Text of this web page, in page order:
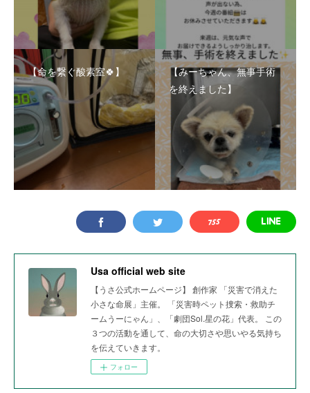
【命を繋ぐ酸素室🍀】
【みーちゃん、無事手術
を終えました】
Usa official web site
【うさ公式ホームページ】 創作家 「災害で消えた
小さな命展」主催。 「災害時ペット捜索・救助チ
ームうーにゃん」、「劇団Sol.星の花」代表。 この
３つの活動を通して、命の大切さや思いやる気持ち
を伝えていきます。
フォロー